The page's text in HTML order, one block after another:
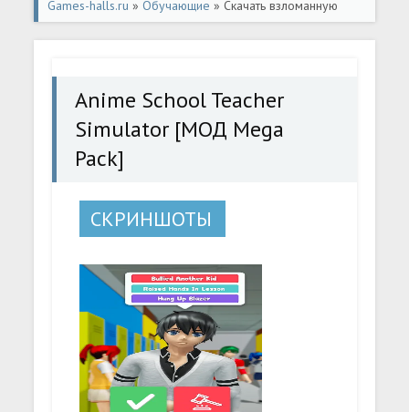
Games-halls.ru »Обучающие » Скачать взломанную
Anime School Teacher Simulator [МОД Mega Pack] -
Anime School Teacher
Simulator [МОД Mega
Pack]
СКРИНШОТЫ